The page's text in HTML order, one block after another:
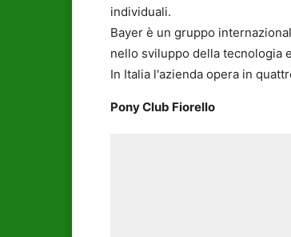
individuali.
Bayer è un gruppo
nello sviluppo della tecnologia
In Italia l'azienda opera in
Pony Club Fiorello